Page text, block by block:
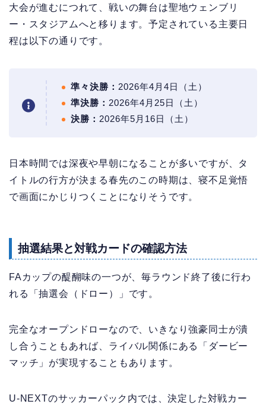
大会が進むにつれて、戦いの舞台は聖地ウェンブリ
ー・スタジアムへと移ります。予定されている主要日
程は以下の通りです。
準々決勝： 2026年4月4日（土）
準決勝： 2026年4月25日（土）
決勝： 2026年5月16日（土）
日本時間では深夜や早朝になることが多いですが、タ
イトルの行方が決まる春先のこの時期は、寝不足覚悟
で画面にかじりつくことになりそうです。
抽選結果と対戦カードの確認方法
FAカップの醍醐味の一つが、毎ラウンド終了後に行わ
れる「抽選会（ドロー）」です。
完全なオープンドローなので、いきなり強豪同士が潰
し合うこともあれば、ライバル関係にある「ダービー
マッチ」が実現することもあります。
U-NEXTのサッカーパック内では、決定した対戦カー